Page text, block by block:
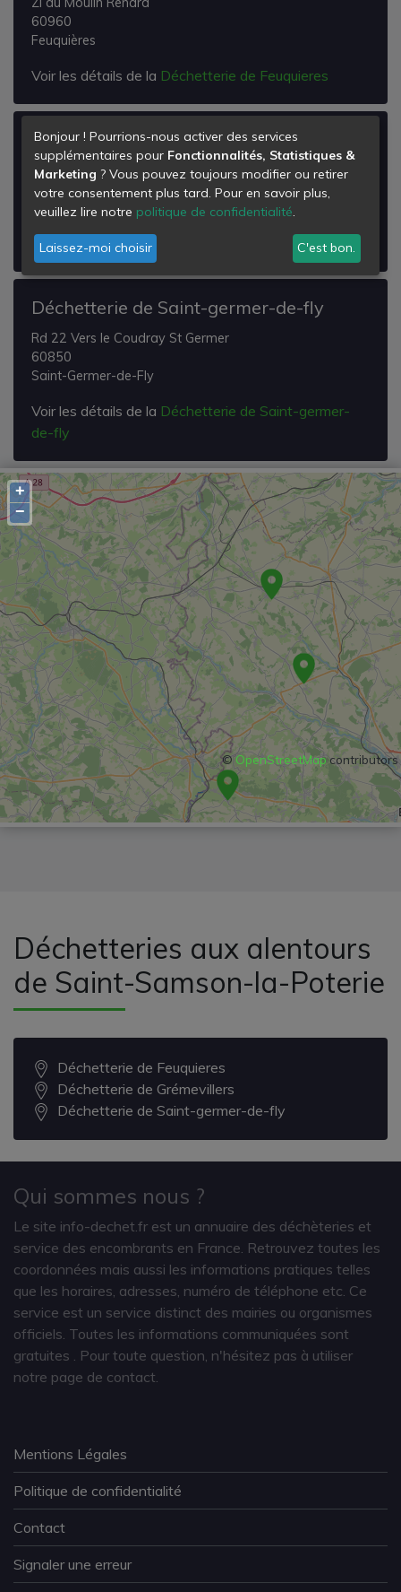
60960
Feuquières
Voir les détails de la Déchetterie de Feuquieres
Déchetterie de Grémevillers
Rd 150 Hameau de Fretoy
60380
Grémévillers
Voir les détails de la Déchetterie de Grémevillers
Déchetterie de Saint-germer-de-fly
Rd 22 Vers le Coudray St Germer
60850
Saint-Germer-de-Fly
Voir les détails de la Déchetterie de Saint-germer-
de-fly
+
−
©OpenStreetMapcontributors
Déchetteries aux alentours
de Saint-Samson-la-Poterie
Déchetterie de Feuquieres
Déchetterie de Grémevillers
Déchetterie de Saint-germer-de-fly
Qui sommes nous ?
Le site info-dechet.fr est un annuaire des déchèteries et
service des encombrants en France. Retrouvez toutes les
coordonnées mais aussi les informations pratiques telles
que les horaires, adresses, numéro de téléphone etc. Ce
service est un service distinct des mairies ou organismes
officiels. Toutes les informations communiquées sont
gratuites
. Pour toute question, n'hésitez pas à utiliser
notre page de contact.
Mentions Légales
Politique de confidentialité
Contact
Signaler une erreur
Bonjour ! Pourrions-nous activer des services
supplémentaires pour Fonctionnalités, Statistiques &
Marketing ? Vous pouvez toujours modifier ou retirer
votre consentement plus tard. Pour en savoir plus,
veuillez lire notre politique de confidentialité.
Laissez-moi choisir C'est bon.